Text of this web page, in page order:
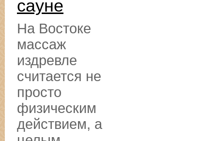
сауне
На Востоке
массаж
издревле
считается не
просто
физическим
действием, а